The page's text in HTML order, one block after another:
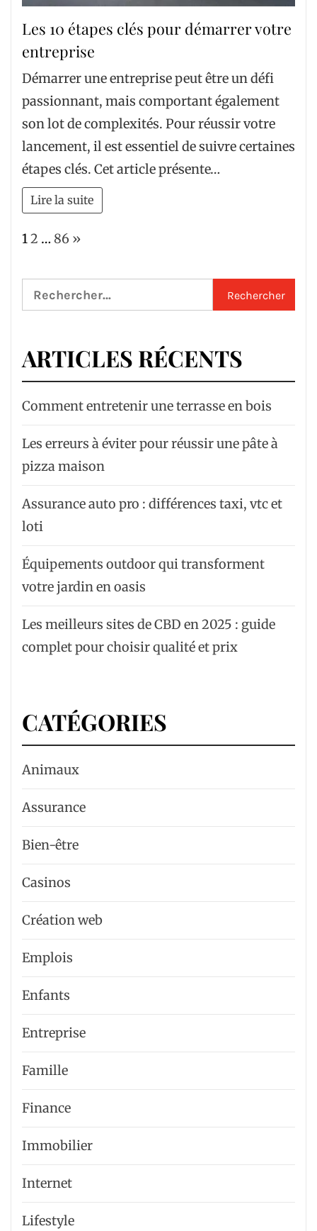
Les 10 étapes clés pour démarrer votre
entreprise
Démarrer une entreprise peut être un défi
passionnant, mais comportant également
son lot de complexités. Pour réussir votre
lancement, il est essentiel de suivre certaines
étapes clés. Cet article présente…
Lire la suite
Page:
12 … 86 Next
»
Rechercher :
ARTICLES RÉCENTS
Comment entretenir une terrasse en bois
Les erreurs à éviter pour réussir une pâte à
pizza maison
Assurance auto pro : différences taxi, vtc et
loti
Équipements outdoor qui transforment
votre jardin en oasis
Les meilleurs sites de CBD en 2025 : guide
complet pour choisir qualité et prix
CATÉGORIES
Animaux
Assurance
Bien-être
Casinos
Création web
Emplois
Enfants
Entreprise
Famille
Finance
Immobilier
Internet
Lifestyle